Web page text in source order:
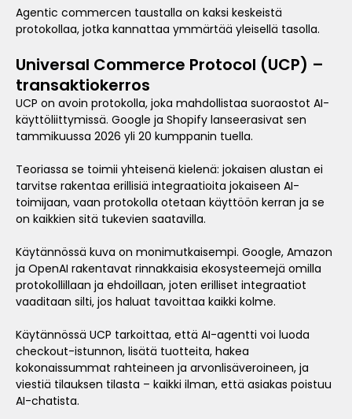
Agentic commercen taustalla on kaksi keskeistä
protokollaa, jotka kannattaa ymmärtää yleisellä tasolla.
Universal Commerce Protocol (UCP) –
transaktiokerros
UCP on avoin protokolla, joka mahdollistaa suoraostot AI-
käyttöliittymissä. Google ja Shopify lanseerasivat sen
tammikuussa 2026 yli 20 kumppanin tuella.
Teoriassa se toimii yhteisenä kielenä: jokaisen alustan ei
tarvitse rakentaa erillisiä integraatioita jokaiseen AI-
toimijaan, vaan protokolla otetaan käyttöön kerran ja se
on kaikkien sitä tukevien saatavilla.
Käytännössä kuva on monimutkaisempi. Google, Amazon
ja OpenAI rakentavat rinnakkaisia ekosysteemejä omilla
protokollillaan ja ehdoillaan, joten erilliset integraatiot
vaaditaan silti, jos haluat tavoittaa kaikki kolme.
Käytännössä UCP tarkoittaa, että AI-agentti voi luoda
checkout-istunnon, lisätä tuotteita, hakea
kokonaissummat rahteineen ja arvonlisäveroineen, ja
viestiä tilauksen tilasta – kaikki ilman, että asiakas poistuu
AI-chatista.